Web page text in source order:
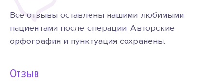
Все отзывы оставлены нашими любимыми
пациентами после операции. Авторские
орфография и пунктуация сохранены.
Отзыв